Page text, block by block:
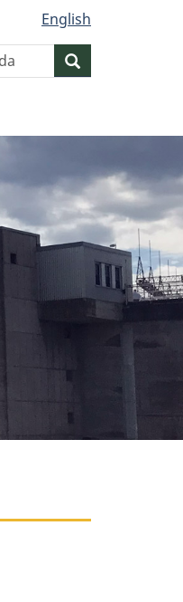
English